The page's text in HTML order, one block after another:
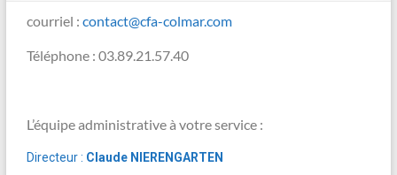
courriel : contact@cfa-colmar.com
Téléphone : 03.89.21.57.40
L’équipe administrative à votre service :
Directeur : Claude NIERENGARTEN